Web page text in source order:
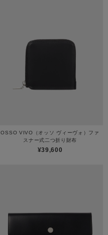
OSSO VIVO（オッソ ヴィーヴォ）ファ
スナー式二つ折り財布
¥39,600